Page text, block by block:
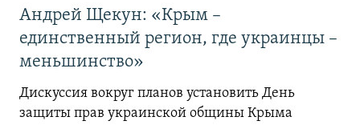
Андрей Щекун: «Крым –
единственный регион, где украинцы –
меньшинство»
Дискуссия вокруг планов установить День
защиты прав украинской общины Крыма